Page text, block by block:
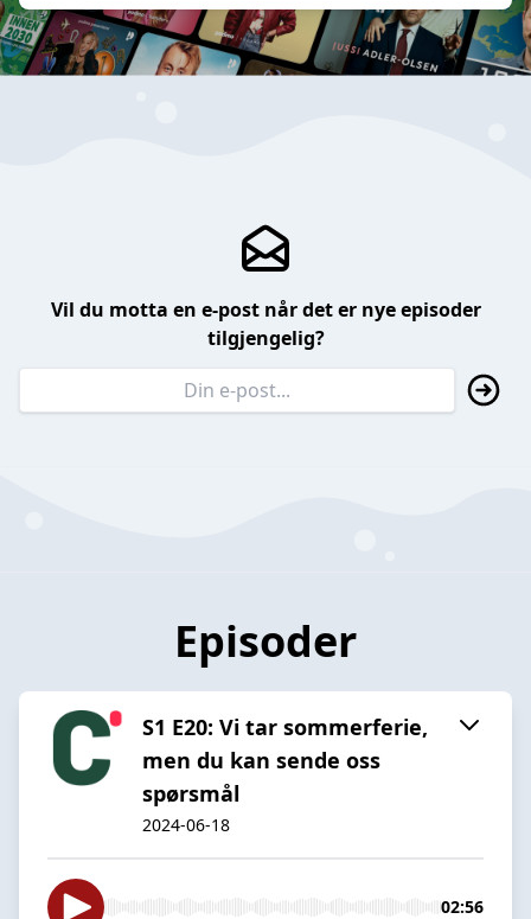
Vil du motta en e-post når det er nye episoder
tilgjengelig?
Episoder
S1 E20: Vi tar sommerferie,
men du kan sende oss
spørsmål
2024-06-18
02:56